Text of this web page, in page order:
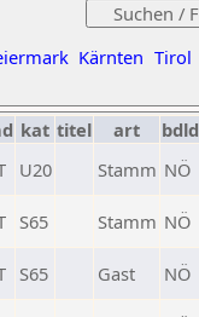
Kärnten Tirol
kat titel art bdld
U20 Stamm NÖ
S65 Stamm NÖ
S65 Gast NÖ